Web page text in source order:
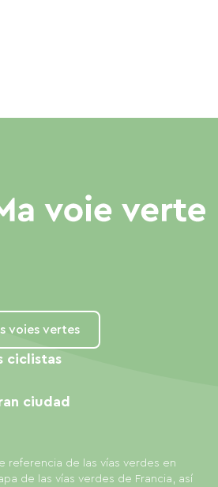
voies vertes
referencia de las vías verdes en
de las vías verdes de Francia, así
ciclistas
ciudad